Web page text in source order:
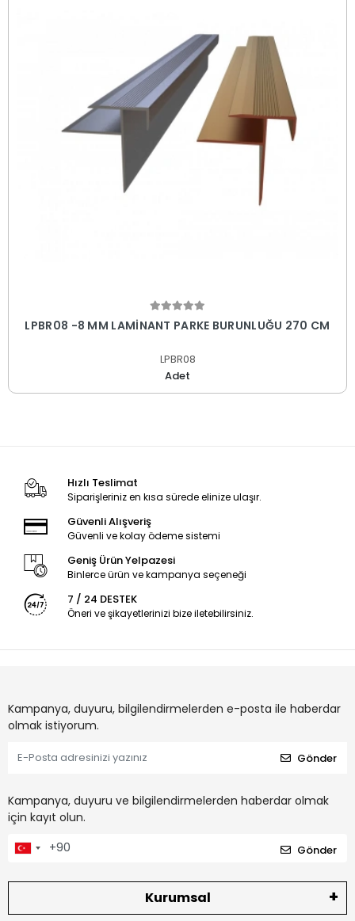
LPBR08 -8 MM LAMİNANT PARKE BURUNLUĞU 270 CM
LPBR08
Adet
Hızlı Teslimat
Siparişleriniz en kısa sürede elinize ulaşır.
Güvenli Alışveriş
Güvenli ve kolay ödeme sistemi
Geniş Ürün Yelpazesi
Binlerce ürün ve kampanya seçeneği
7 / 24 DESTEK
Öneri ve şikayetlerinizi bize iletebilirsiniz.
Kampanya, duyuru, bilgilendirmelerden e-posta ile haberdar
olmak istiyorum.
Gönder
Kampanya, duyuru ve bilgilendirmelerden haberdar olmak
için kayıt olun.
Gönder
Kurumsal